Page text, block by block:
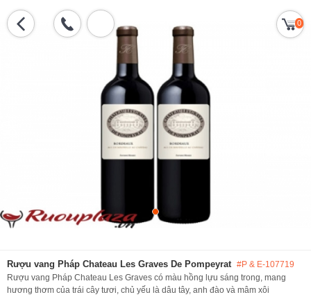
0
Rượu vang Pháp Chateau Les Graves De Pompeyrat #P & E-107719
Rượu vang Pháp Chateau Les Graves có màu hồng lựu sáng trong, mang
hương thơm của trái cây tươi, chủ yếu là dâu tây, anh đào và mâm xôi